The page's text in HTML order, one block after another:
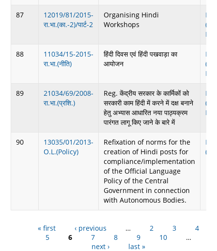
87
12019/81/2015-
रा.भा.(का.-2)/पार्ट-2
Organising Hindi
Workshops
88
11034/15-2015-
रा.भा.(नीति)
हिंदी दिवस एवं हिंदी पखवाड़ा का
आयोजन
89
21034/69/2008-
रा.भा.(प्रशि.)
Reg. केंद्रीय सरकार के कार्मिकों को
सरकारी काम हिंदी में करने में दक्ष बनाने
हेतु अभ्यास आधारित नया पाठ्यक्रम
पारंगत लागू किए जाने के बारे में
90
13035/01/2013-
O.L.(Policy)
Refixation of norms for the
creation of Hindi posts for
compliance/implementation
of the Official Language
Policy of the Central
Government in connection
with Autonomous Bodies.
Pages
« first ‹ previous … 2 3
4
5
6 7 8 9 10
…
next ›
last »